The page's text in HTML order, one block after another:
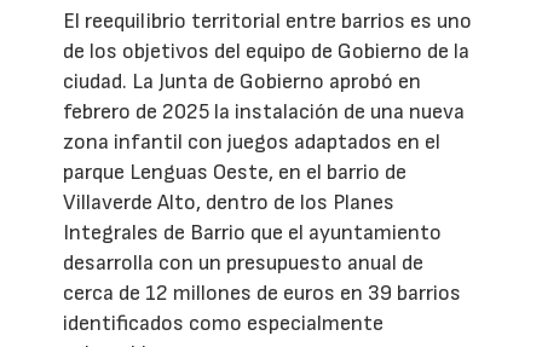
El reequilibrio territorial entre barrios es uno
de los objetivos del equipo de Gobierno de la
ciudad. La Junta de Gobierno aprobó en
febrero de 2025 la instalación de una nueva
zona infantil con juegos adaptados en el
parque Lenguas Oeste, en el barrio de
Villaverde Alto, dentro de los Planes
Integrales de Barrio que el ayuntamiento
desarrolla con un presupuesto anual de
cerca de 12 millones de euros en 39 barrios
identificados como especialmente